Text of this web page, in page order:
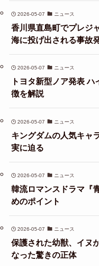
2026-05-07 ニュース
香川県直島町でプレジ
海に投げ出される事故
2026-05-07 ニュース
トヨタ新型ノア発表
徴を解説
2026-05-07 ニュース
キングダムの人気キャ
実に迫る
2026-05-07 ニュース
韓流ロマンスドラマ『
めのポイント
2026-05-07 ニュース
保護された幼獣、イヌ
なった驚きの正体